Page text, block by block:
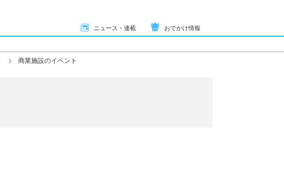
ニュース・連載 おでかけ情報
商業施設のイベント